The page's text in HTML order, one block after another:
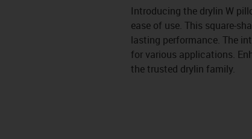
Introducing the drylin W
ease of use. This square-
lasting performance. The
for various applications.
the trusted drylin family.